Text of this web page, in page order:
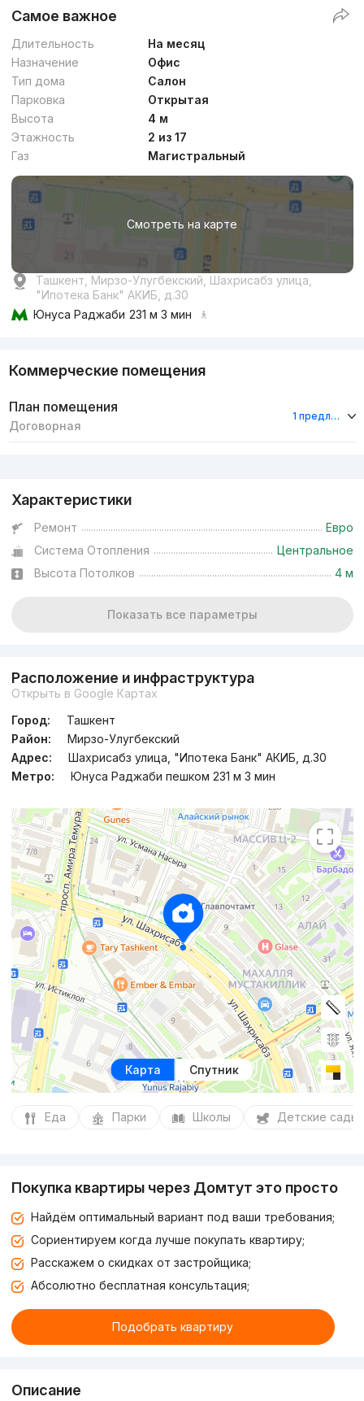
Самое важное
Длительность
На месяц
Назначение
Офис
Тип дома
Салон
Парковка
Открытая
Высота
4 м
Этажность
2 из 17
Газ
Магистральный
Смотреть на карте
Ташкент, Мирзо-Улугбекский, Шахрисабз улица,
"Ипотека Банк" АКИБ, д.30
Юнуса Раджаби 231 м 3 мин
Коммерческие помещения
План помещения
Договорная
1 предложение
Характеристики
Ремонт
Евро
Система Отопления
Центральное
Высота Потолков
4 м
Показать все параметры
Расположение и инфраструктура
Открыть в Google Картах
Город:
Ташкент
Район:
Мирзо-Улугбекский
Адрес:
Шахрисабз улица, "Ипотека Банк" АКИБ, д.30
Метро:
Юнуса Раджаби пешком 231 м 3 мин
Карта Спутник
Еда Парки Школы Детские сады
Покупка квартиры через Домтут это просто
Найдём оптимальный вариант под ваши требования;
Сориентируем когда лучше покупать квартиру;
Расскажем о скидках от застройщика;
Абсолютно бесплатная консультация;
Подобрать квартиру
Описание